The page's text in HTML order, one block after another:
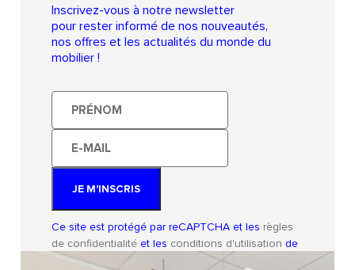
Inscrivez-vous à notre newsletter
pour rester informé de nos nouveautés,
nos offres et les actualités du monde du
mobilier !
Prénom
E-
mail
JE M'INSCRIS
Ce site est protégé par reCAPTCHA et les règles
de confidentialitéet les conditions d'utilisation de
Google s'appliquent.